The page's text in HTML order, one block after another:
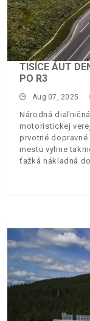
TISÍCE ÁUT
PO R3
Aug 07, 2025
Národná
motoristickej
prvotné dopravné
mestu vyhne
ťažká nákladná